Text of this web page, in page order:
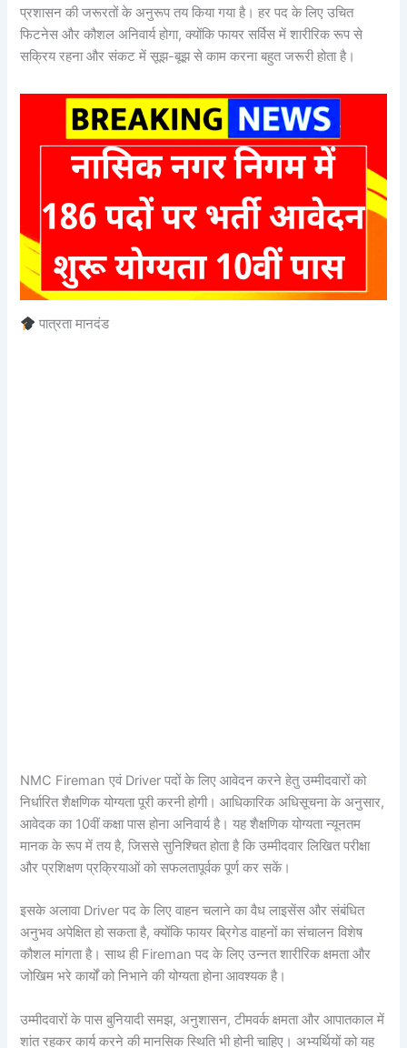
प्रशासन की जरूरतों के अनुरूप तय किया गया है। हर पद के लिए उचित
फिटनेस और कौशल अनिवार्य होगा, क्योंकि फायर सर्विस में शारीरिक रूप से
सक्रिय रहना और संकट में सूझ-बूझ से काम करना बहुत जरूरी होता है।
पात्रता मानदंड
NMC Fireman एवं Driver पदों के लिए आवेदन करने हेतु उम्मीदवारों को
निर्धारित शैक्षणिक योग्यता पूरी करनी होगी। आधिकारिक अधिसूचना के अनुसार,
आवेदक का 10वीं कक्षा पास होना अनिवार्य है। यह शैक्षणिक योग्यता न्यूनतम
मानक के रूप में तय है, जिससे सुनिश्चित होता है कि उम्मीदवार लिखित परीक्षा
और प्रशिक्षण प्रक्रियाओं को सफलतापूर्वक पूर्ण कर सकें।
इसके अलावा Driver पद के लिए वाहन चलाने का वैध लाइसेंस और संबंधित
अनुभव अपेक्षित हो सकता है, क्योंकि फायर ब्रिगेड वाहनों का संचालन विशेष
कौशल मांगता है। साथ ही Fireman पद के लिए उन्नत शारीरिक क्षमता और
जोखिम भरे कार्यों को निभाने की योग्यता होना आवश्यक है।
उम्मीदवारों के पास बुनियादी समझ, अनुशासन, टीमवर्क क्षमता और आपातकाल में
शांत रहकर कार्य करने की मानसिक स्थिति भी होनी चाहिए। अभ्यर्थियों को यह